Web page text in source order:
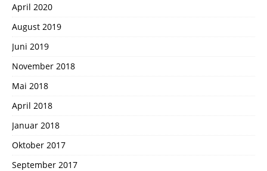
April 2020
August 2019
Juni 2019
November 2018
Mai 2018
April 2018
Januar 2018
Oktober 2017
September 2017